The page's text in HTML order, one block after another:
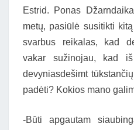
Estrid. Ponas
metų, pasiūlė susitikti
svarbus reikalas, kad
vakar sužinojau, kad
devyniasdešimt
padėti? Kokios mano
-Būti apgautam